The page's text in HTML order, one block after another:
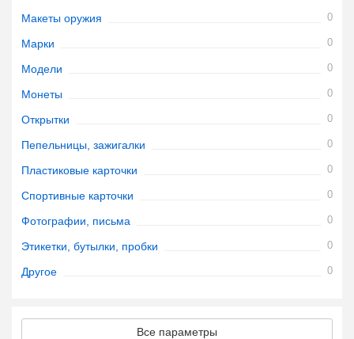
Макеты оружия 0
Марки 0
Модели 0
Монеты 0
Открытки 0
Пепельницы, зажигалки 0
Пластиковые карточки 0
Спортивные карточки 0
Фотографии, письма 0
Этикетки, бутылки, пробки 0
Другое 0
Все параметры